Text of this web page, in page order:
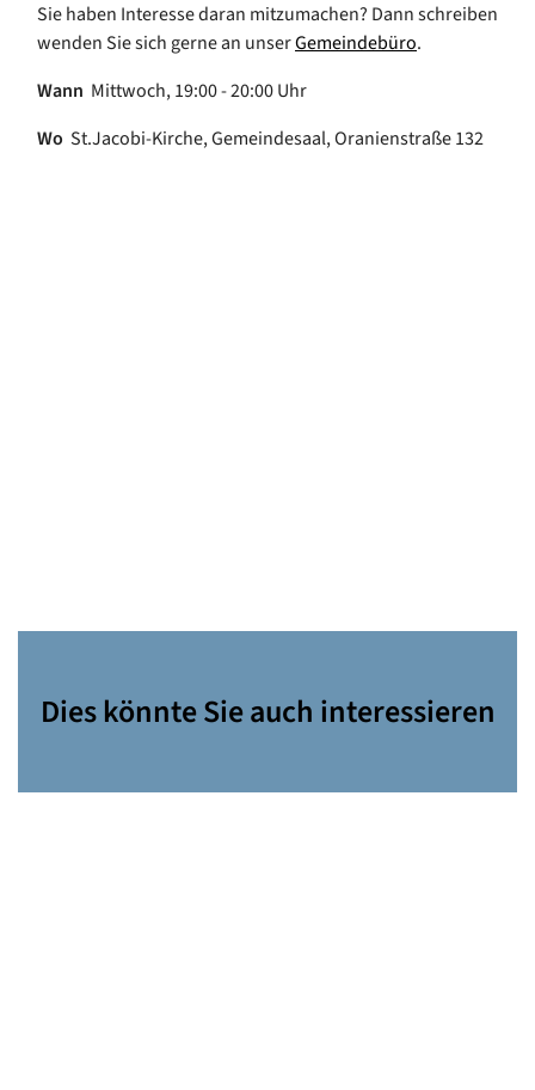
Sie haben Interesse daran mitzumachen? Dann schreiben
wenden Sie sich gerne an unserGemeindebüro.
Wann Mittwoch, 19:00 - 20:00 Uhr
Wo St.Jacobi-Kirche, Gemeindesaal, Oranienstraße 132
Dies könnte Sie auch interessieren